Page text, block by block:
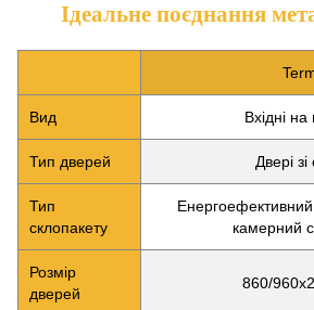
Ідеальне поєднання
Вид Вхідні
Тип дверей Двері
Тип
склопакету
камерний
Розмір
дверей
860/